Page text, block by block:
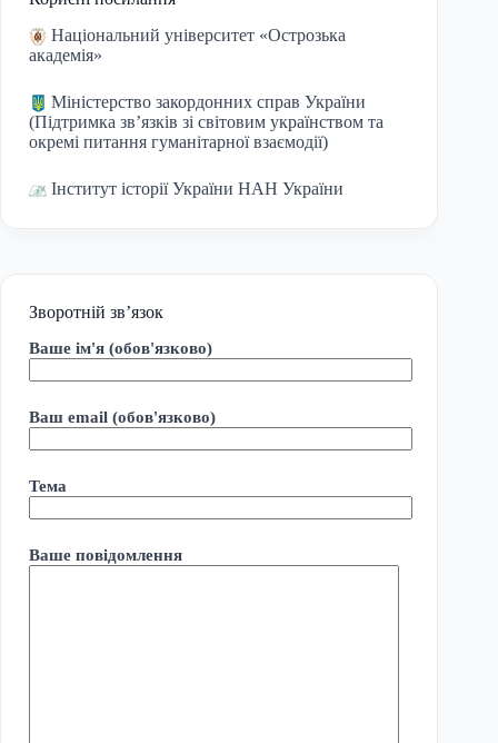
Національний університет «Острозька
академія»
Міністерство закордонних справ України
(Підтримка зв’язків зі світовим українством та
окремі питання гуманітарної взаємодії)
Інститут історії України НАН України
Зворотній зв’язок
Ваше ім'я (обов'язково)
Ваш email (обов'язково)
Тема
Ваше повідомлення